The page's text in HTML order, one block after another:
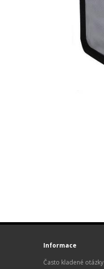
Informace
Často kladené otázky